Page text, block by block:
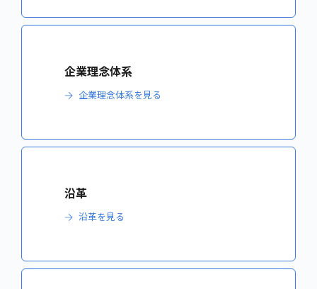
企業理念体系
企業理念体系を見る
沿革
沿革を見る